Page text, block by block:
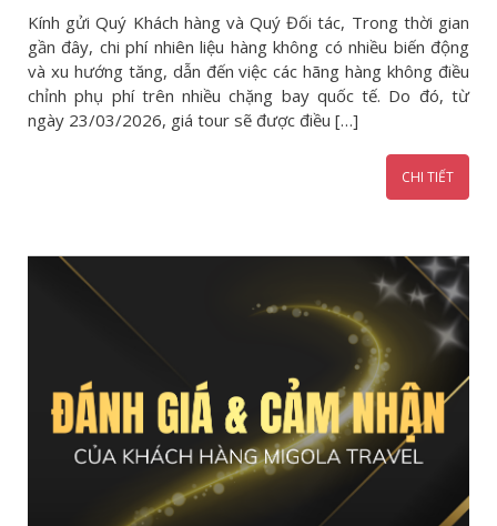
Kính gửi Quý Khách hàng và Quý Đối tác, Trong thời gian
gần đây, chi phí nhiên liệu hàng không có nhiều biến động
và xu hướng tăng, dẫn đến việc các hãng hàng không điều
chỉnh phụ phí trên nhiều chặng bay quốc tế. Do đó, từ
ngày 23/03/2026, giá tour sẽ được điều […]
CHI TIẾT